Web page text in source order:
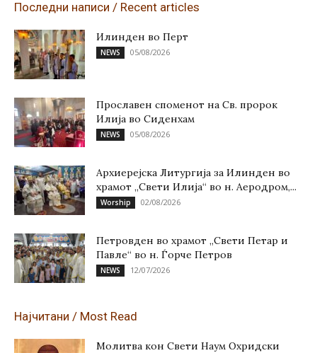
Последни написи / Recent articles
Илинден во Перт
NEWS 05/08/2026
Прославен споменот на Св. пророк
Илија во Сиденхам
NEWS 05/08/2026
Архиерејска Литургија за Илинден во
храмот „Свети Илија“ во н. Аеродром,...
Worship 02/08/2026
Петровден во храмот „Свети Петар и
Павле“ во н. Ѓорче Петров
NEWS 12/07/2026
Најчитани / Most Read
Молитва кон Свети Наум Охридски